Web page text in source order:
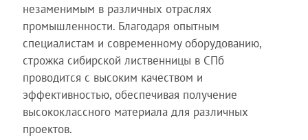
незаменимым в различных отраслях
промышленности. Благодаря опытным
специалистам и современному оборудованию,
строжка сибирской лиственницы в СПб
проводится с высоким качеством и
эффективностью, обеспечивая получение
высококлассного материала для различных
проектов.